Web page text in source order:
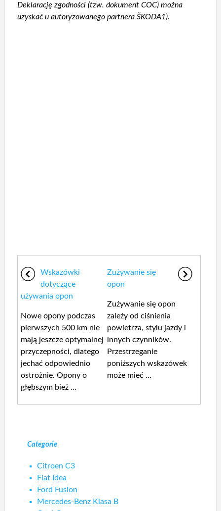
Deklarację zgodności (tzw. dokument COC) można
uzyskać u autoryzowanego partnera ŠKODA1).
Wskazówki
dotyczące
używania opon
Nowe opony podczas
pierwszych 500 km nie
mają jeszcze optymalnej
przyczepności, dlatego
jechać odpowiednio
ostrożnie. Opony o
głębszym bież ...
Zużywanie się
opon
Zużywanie się opon
zależy od ciśnienia
powietrza, stylu jazdy i
innych czynników.
Przestrzeganie
poniższych wskazówek
może mieć ...
Categorie
Citroen C3
Fiat Idea
Ford Fusion
Mercedes-Benz Klasa B